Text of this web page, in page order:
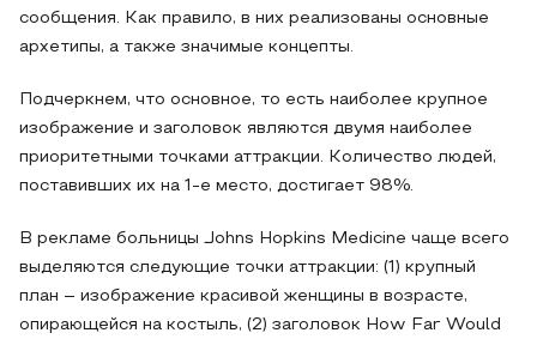
сообщения. Как правило, в них реализованы основные
архетипы, а также значимые концепты.
Подчеркнем, что основное, то есть наиболее крупное
изображение и заголовок являются двумя наиболее
приоритетными точками аттракции. Количество людей,
поставивших их на 1-е место, достигает 98%.
В рекламе больницы Johns Hopkins Medicine чаще всего
выделяются следующие точки аттракции: (1) крупный
план – изображение красивой женщины в возрасте,
опирающейся на костыль, (2) заголовок How Far Would